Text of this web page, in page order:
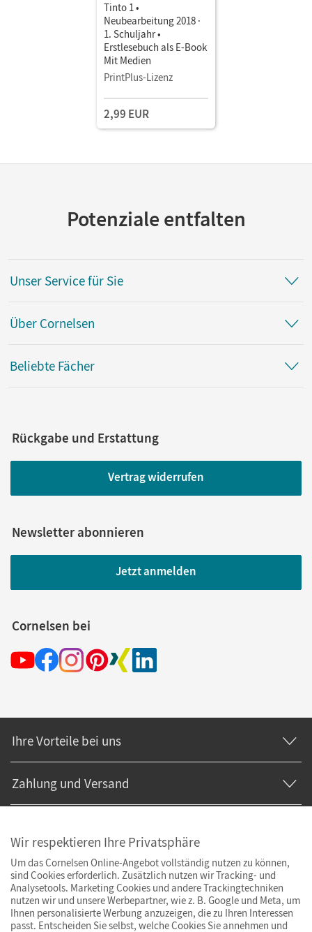
Tinto 1 •
Neubearbeitung 2018 ·
1. Schuljahr •
Erstlesebuch als E-Book
Mit Medien
PrintPlus-Lizenz
2,99 EUR
Potenziale entfalten
Unser Service für Sie
Über Cornelsen
Beliebte Fächer
Rückgabe und Erstattung
Vertrag widerrufen
Newsletter abonnieren
Jetzt anmelden
Cornelsen bei
Ihre Vorteile bei uns
Zahlung und Versand
Wir respektieren Ihre Privatsphäre
Um das Cornelsen Online-Angebot vollständig nutzen zu können,
sind Cookies erforderlich. Zusätzlich nutzen wir Tracking- und
Analysetools. Marketing Cookies und andere Trackingtechniken
nutzen wir und unsere Werbepartner, wie z. B. Google und Meta, um
Ihnen personalisierte Werbung anzuzeigen, die zu Ihren Interessen
passt. Entscheiden Sie selbst, welche Cookies Sie annehmen und